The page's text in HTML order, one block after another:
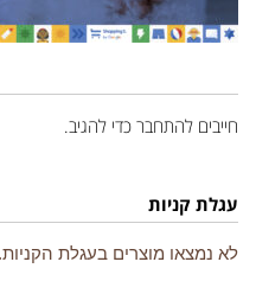
חייבים להתחבר כדי להגיב.
עגלת קניות
לא נמצאו מוצרים בעגלת הקניות.